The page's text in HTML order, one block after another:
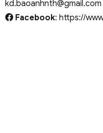
kd.baoanhnth@gmail.com
Facebook: https://